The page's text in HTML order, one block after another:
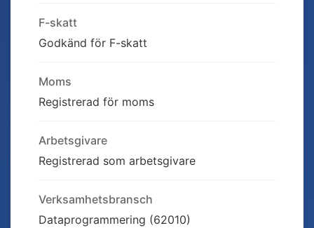
F-skatt
Godkänd för F-skatt
Moms
Registrerad för moms
Arbetsgivare
Registrerad som arbetsgivare
Verksamhetsbransch
Dataprogrammering (62010)